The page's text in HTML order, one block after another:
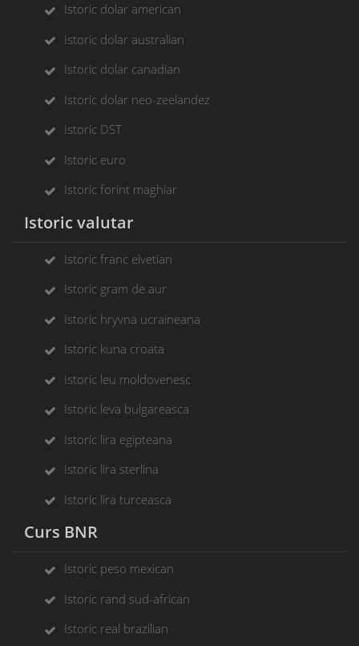
Istoric dolar american
Istoric dolar australian
Istoric dolar canadian
Istoric dolar neo-zeelandez
Istoric DST
Istoric euro
Istoric forint maghiar
Istoric valutar
Istoric franc elvetian
Istoric gram de aur
Istoric hryvna ucraineana
Istoric kuna croata
Istoric leu moldovenesc
Istoric leva bulgareasca
Istoric lira egipteana
Istoric lira sterlina
Istoric lira turceasca
Curs BNR
Istoric peso mexican
Istoric rand sud-african
Istoric real brazilian